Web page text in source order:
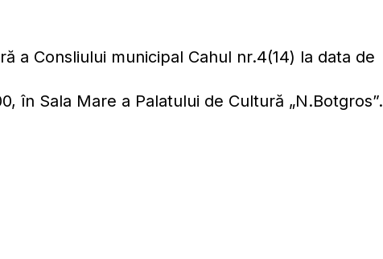
a Consliului municipal Cahul nr.4(14) la data de
în Sala Mare a Palatului de Cultură „N.Botgros”.